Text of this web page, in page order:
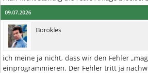
09.07.2026
Borokles
ich meine ja nicht, dass wir den Fehler
einprogrammieren. Der Fehler tritt ja